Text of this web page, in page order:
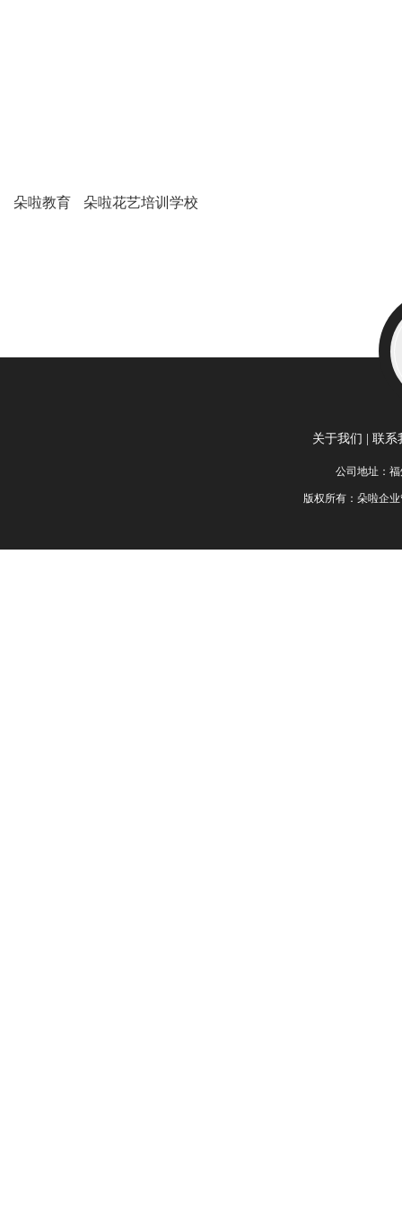
朵啦教育 朵啦花艺培训学校
关于我们 联系
公司地址：
版权所有：朵啦企业